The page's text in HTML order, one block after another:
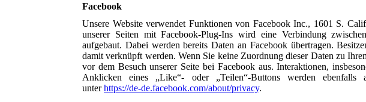
Facebook
Unsere Website verwendet Funktionen von Facebook Inc., 1601 S.
unserer Seiten mit Facebook-Plug-Ins wird eine Verbindung
aufgebaut. Dabei werden bereits Daten an Facebook übertragen.
damit verknüpft werden. Wenn Sie keine Zuordnung dieser Daten zu
vor dem Besuch unserer Seite bei Facebook aus. Interaktionen,
Anklicken eines „Like“- oder „Teilen“-Buttons werden ebenfalls
unterhttps://de-de.facebook.com/about/privacy.